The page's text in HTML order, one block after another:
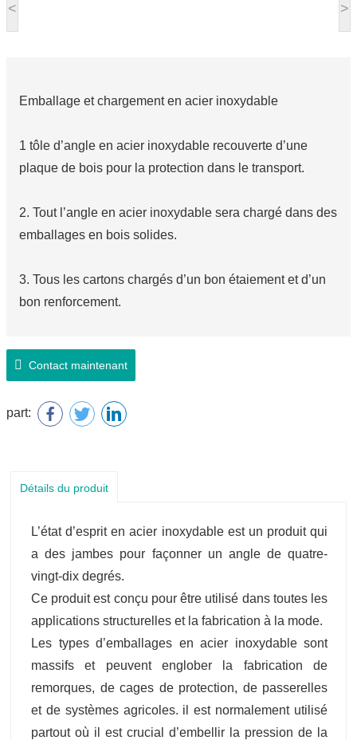
< >
Emballage et chargement en acier inoxydable
1 tôle d’angle en acier inoxydable recouverte d’une
plaque de bois pour la protection dans le transport.
2. Tout l’angle en acier inoxydable sera chargé dans des
emballages en bois solides.
3. Tous les cartons chargés d’un bon étaiement et d’un
bon renforcement.
4. Prenez des photos de chargement du conteneur et
scellez le conteneur.
5. La vitesse de transport est rapide. Et tenez le client
Contact maintenant
part:
Détails du produit
L’état d’esprit en acier inoxydable est un produit qui
a des jambes pour façonner un angle de quatre-
vingt-dix degrés.
Ce produit est conçu pour être utilisé dans toutes les
applications structurelles et la fabrication à la mode.
Les types d’emballages en acier inoxydable sont
massifs et peuvent englober la fabrication de
remorques, de cages de protection, de passerelles
et de systèmes agricoles. il est normalement utilisé
partout où il est crucial d’embellir la pression de la